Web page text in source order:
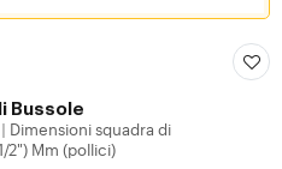
Bussole
Dimensioni squadra di
2") Mm (pollici)